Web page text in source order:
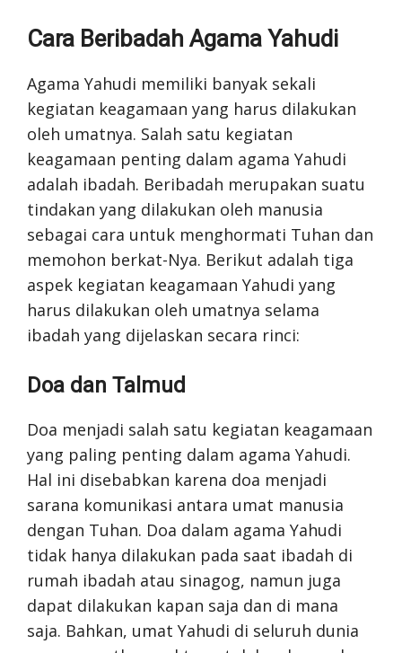
Cara Beribadah Agama Yahudi
Agama Yahudi memiliki banyak sekali
kegiatan keagamaan yang harus dilakukan
oleh umatnya. Salah satu kegiatan
keagamaan penting dalam agama Yahudi
adalah ibadah. Beribadah merupakan suatu
tindakan yang dilakukan oleh manusia
sebagai cara untuk menghormati Tuhan dan
memohon berkat-Nya. Berikut adalah tiga
aspek kegiatan keagamaan Yahudi yang
harus dilakukan oleh umatnya selama
ibadah yang dijelaskan secara rinci:
Doa dan Talmud
Doa menjadi salah satu kegiatan keagamaan
yang paling penting dalam agama Yahudi.
Hal ini disebabkan karena doa menjadi
sarana komunikasi antara umat manusia
dengan Tuhan. Doa dalam agama Yahudi
tidak hanya dilakukan pada saat ibadah di
rumah ibadah atau sinagog, namun juga
dapat dilakukan kapan saja dan di mana
saja. Bahkan, umat Yahudi di seluruh dunia